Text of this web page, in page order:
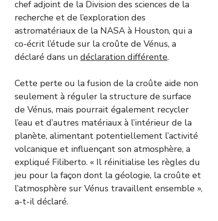
chef adjoint de la Division des sciences de la
recherche et de l’exploration des
astromatériaux de la NASA à Houston, qui a
co-écrit l’étude sur la croûte de Vénus, a
déclaré dans un déclaration différente.
Cette perte ou la fusion de la croûte aide non
seulement à réguler la structure de surface
de Vénus, mais pourrait également recycler
l’eau et d’autres matériaux à l’intérieur de la
planète, alimentant potentiellement l’activité
volcanique et influençant son atmosphère, a
expliqué Filiberto. « Il réinitialise les règles du
jeu pour la façon dont la géologie, la croûte et
l’atmosphère sur Vénus travaillent ensemble »,
a-t-il déclaré.